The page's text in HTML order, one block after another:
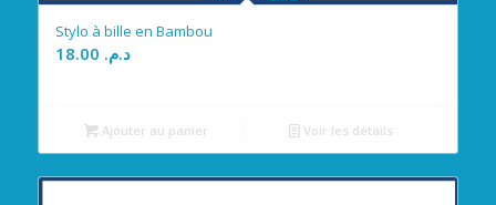
Stylo à bille en Bambou
د.م.
Ajouter au panier Voir les détails